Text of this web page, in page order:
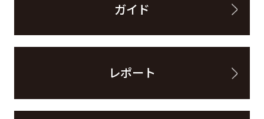
ガイド
レポート